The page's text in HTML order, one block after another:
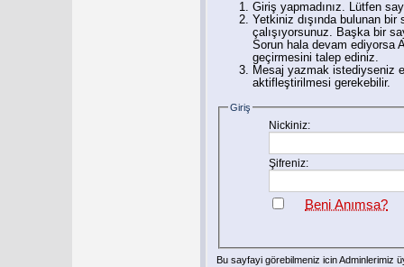
Giriş yapmadınız. Lütfen
Yetkiniz dışında bulunan
çalışıyorsunuz. Başka bir
Sorun hala devam ediyorsa
geçirmesini talep ediniz.
Mesaj yazmak istediyseniz
aktifleştirilmesi gerekebilir.
Giriş
Nickiniz:
Şifreniz:
Beni Anımsa?
Bu sayfayi görebilmeniz icin Adminlerimiz